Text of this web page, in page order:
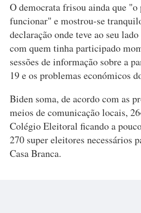
O democrata frisou ainda que "o
funcionar" e mostrou-se
declaração onde teve ao seu
com quem tinha participado
sessões de informação sobre a
19 e os problemas económicos
Biden soma, de acordo com as
meios de comunicação locais,
Colégio Eleitoral ficando a
270 super eleitores necessários
Casa Branca.